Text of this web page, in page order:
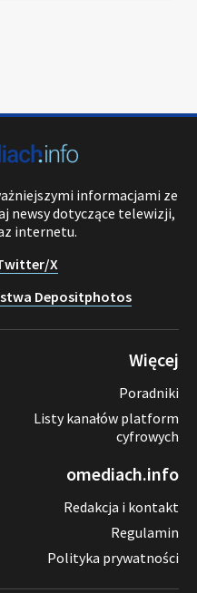
informacjami ze
newsy dotyczące telewizji,
internetu.
X
Depositphotos
Więcej
Poradniki
Listy kanałów platform
cyfrowych
omediach.info
Redakcja i kontakt
Regulamin
Polityka prywatności